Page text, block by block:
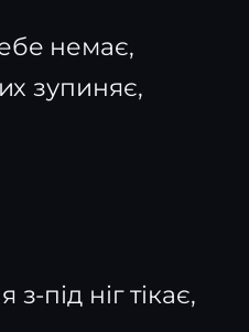
немає,
зупиняє,
під ніг тікає,